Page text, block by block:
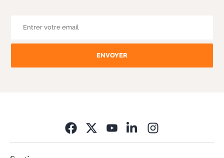
ENVOYER